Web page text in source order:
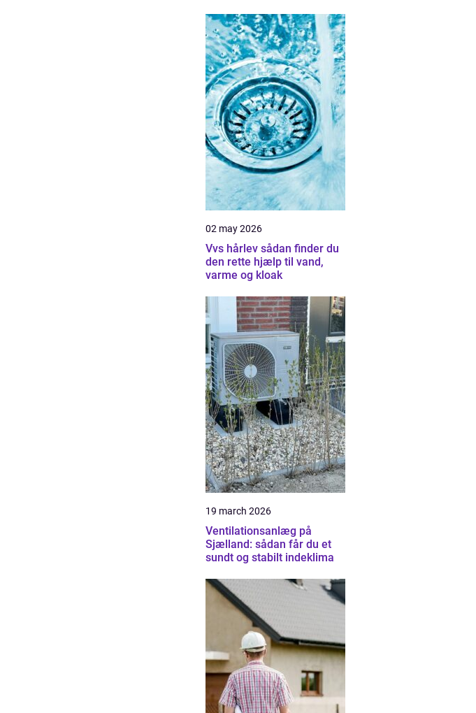
02 may 2026
Vvs hårlev sådan finder du
den rette hjælp til vand,
varme og kloak
19 march 2026
Ventilationsanlæg på
Sjælland: sådan får du et
sundt og stabilt indeklima